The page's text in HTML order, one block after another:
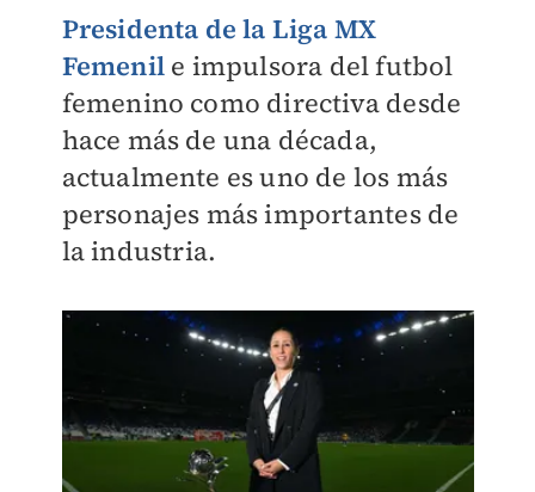
Presidenta de la Liga MX
Femenile impulsora del futbol
femenino como directiva desde
hace más de una década,
actualmente es uno de los más
personajes más importantes de
la industria.